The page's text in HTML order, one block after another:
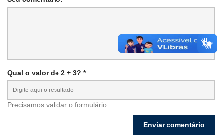
Qual o valor de 2 + 3? *
Precisamos validar o formulário.